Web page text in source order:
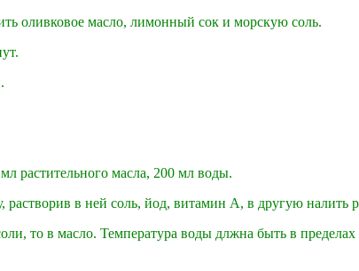
оливковое масло, лимонный сок и морскую соль.
растительного масла, 200 мл воды.
в ней соль, йод, витамин А, в другую налить
то в масло. Температура воды длжна быть в